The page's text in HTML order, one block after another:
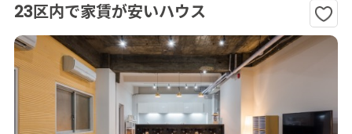
23区内で家賃が安いハウス